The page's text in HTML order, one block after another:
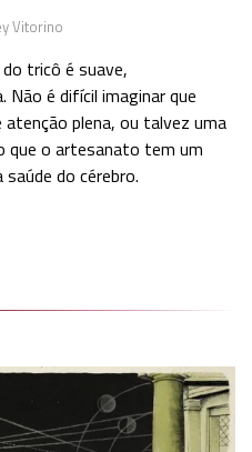
Vitorino
tricô é suave,
é difícil imaginar que
plena, ou talvez uma
que o artesanato tem um
do cérebro.